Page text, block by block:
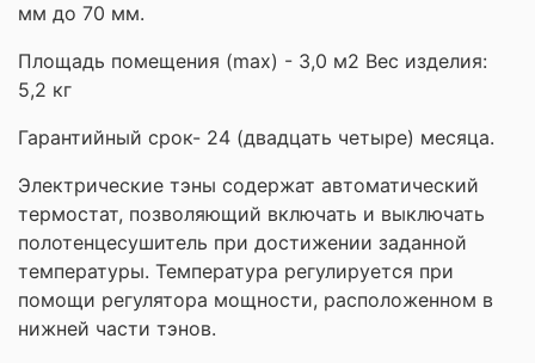
мм до 70 мм.
Площадь помещения (maх) - 3,0 м2 Вес изделия:
5,2 кг
Гарантийный срок- 24 (двадцать четыре) месяца.
Электрические тэны содержат автоматический
термостат, позволяющий включать и выключать
полотенцесушитель при достижении заданной
температуры. Температура регулируется при
помощи регулятора мощности, расположенном в
нижней части тэнов.